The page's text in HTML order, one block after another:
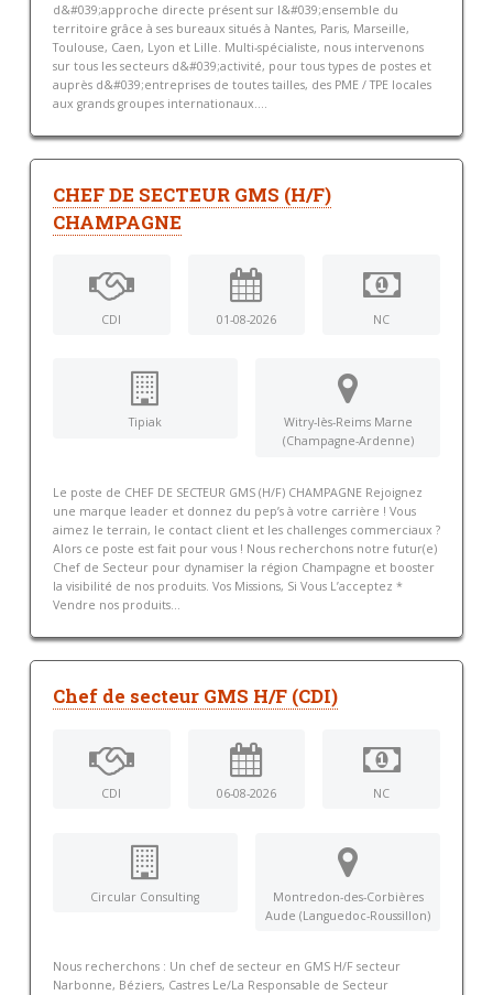
d&#039;approche directe présent sur l&#039;ensemble du
territoire grâce à ses bureaux situés à Nantes, Paris, Marseille,
Toulouse, Caen, Lyon et Lille. Multi-spécialiste, nous intervenons
sur tous les secteurs d&#039;activité, pour tous types de postes et
auprès d&#039;entreprises de toutes tailles, des PME / TPE locales
aux grands groupes internationaux....
CHEF DE SECTEUR GMS (H/F)
CHAMPAGNE
CDI 01-08-2026 NC
Tipiak
Witry-lès-Reims Marne
(Champagne-Ardenne)
Le poste de CHEF DE SECTEUR GMS (H/F) CHAMPAGNE Rejoignez
une marque leader et donnez du pep’s à votre carrière ! Vous
aimez le terrain, le contact client et les challenges commerciaux ?
Alors ce poste est fait pour vous ! Nous recherchons notre futur(e)
Chef de Secteur pour dynamiser la région Champagne et booster
la visibilité de nos produits. Vos Missions, Si Vous L’acceptez *
Vendre nos produits...
Chef de secteur GMS H/F (CDI)
CDI 06-08-2026 NC
Circular Consulting
Montredon-des-Corbières
Aude (Languedoc-Roussillon)
Nous recherchons : Un chef de secteur en GMS H/F secteur
Narbonne, Béziers, Castres Le/La Responsable de Secteur